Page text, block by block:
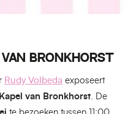
BRONKHORST
Rudy Volbeda exposeert
van Bronkhorst. De